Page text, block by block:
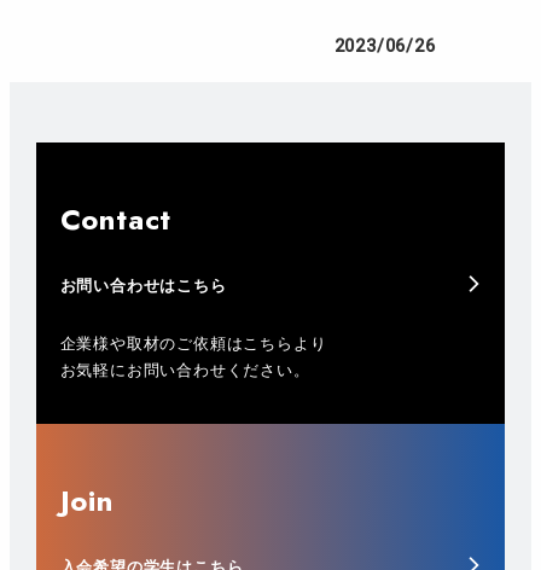
2023/06/26
Contact
お問い合わせはこちら
企業様や取材のご依頼はこちらより
お気軽にお問い合わせください。
Join